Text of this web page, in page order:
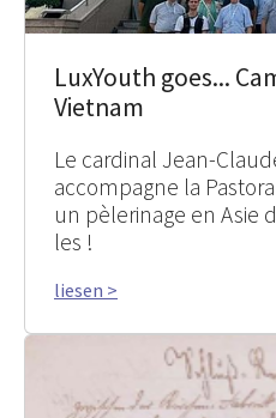
LuxYouth goes...
Vietnam
Le cardinal Jean-
accompagne la
un pèlerinage en Asie
les !
liesen >